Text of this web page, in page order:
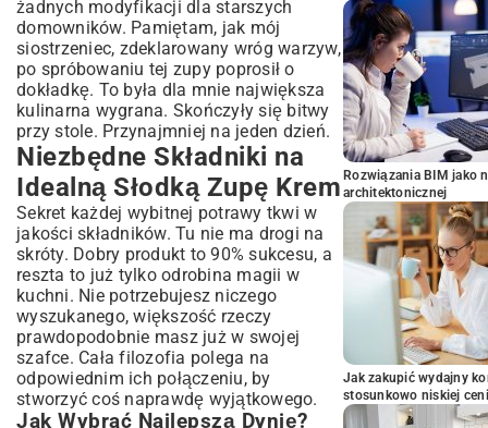
żadnych modyfikacji dla starszych
domowników. Pamiętam, jak mój
siostrzeniec, zdeklarowany wróg warzyw,
po spróbowaniu tej zupy poprosił o
dokładkę. To była dla mnie największa
kulinarna wygrana. Skończyły się bitwy
przy stole. Przynajmniej na jeden dzień.
Niezbędne Składniki na
Idealną Słodką Zupę Krem
Sekret każdej wybitnej potrawy tkwi w
jakości składników. Tu nie ma drogi na
skróty. Dobry produkt to 90% sukcesu, a
reszta to już tylko odrobina magii w
kuchni. Nie potrzebujesz niczego
wyszukanego, większość rzeczy
prawdopodobnie masz już w swojej
szafce. Cała filozofia polega na
odpowiednim ich połączeniu, by
stworzyć coś naprawdę wyjątkowego.
Jak Wybrać Najlepszą Dynię?
Rozwiązania BIM jako
architektonicznej
Jak zakupić wydajny
stosunkowo niskiej